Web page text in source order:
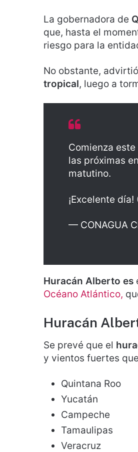
La gobernadora de
que, hasta el
riesgo para la
No obstante,
tropical, luego a
Comienza
las próximas
matutino.
¡Excelente día!
— CONAGUA
Huracán Alberto es
Océano Atlántico,
Huracán
Se prevé que el
y vientos fuertes
Quintana Roo
Yucatán
Campeche
Tamaulipas
Veracruz